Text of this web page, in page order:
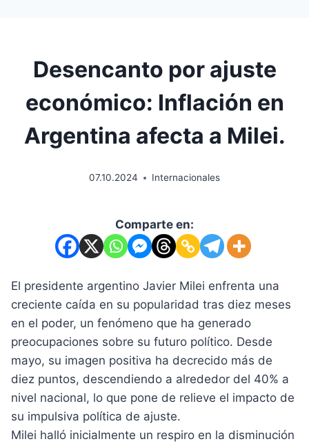
Desencanto por ajuste
económico: Inflación en
Argentina afecta a Milei.
07.10.2024 Internacionales
Comparte en:
El presidente argentino Javier Milei enfrenta una
creciente caída en su popularidad tras diez meses
en el poder, un fenómeno que ha generado
preocupaciones sobre su futuro político. Desde
mayo, su imagen positiva ha decrecido más de
diez puntos, descendiendo a alrededor del 40% a
nivel nacional, lo que pone de relieve el impacto de
su impulsiva política de ajuste.
Milei halló inicialmente un respiro en la disminución